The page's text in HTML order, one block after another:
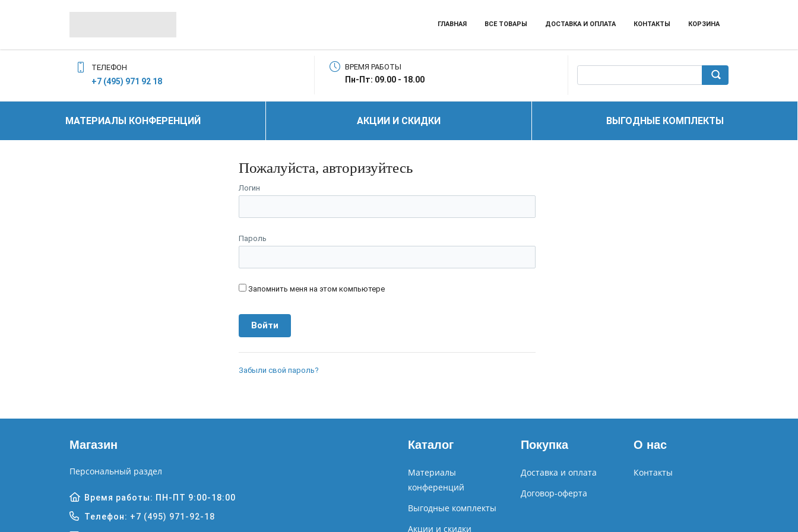
ГЛАВНАЯ ВСЕ ТОВАРЫ ДОСТАВКА И ОПЛАТА КОНТАКТЫ КОРЗИНА
ТЕЛЕФОН
+7 (495) 971 92 18
ВРЕМЯ РАБОТЫ
Пн-Пт: 09.00 - 18.00
МАТЕРИАЛЫ КОНФЕРЕНЦИЙ АКЦИИ И СКИДКИ ВЫГОДНЫЕ КОМПЛЕКТЫ
Пожалуйста, авторизуйтесь
Логин
Пароль
Запомнить меня на этом компьютере
Забыли свой пароль?
Магазин
Персональный раздел
Время работы: ПН-ПТ 9:00-18:00
Телефон: +7 (495) 971-92-18
Каталог
Материалы
конференций
Выгодные комплекты
Акции и скидки
Покупка
Доставка и оплата
Договор-оферта
О нас
Контакты